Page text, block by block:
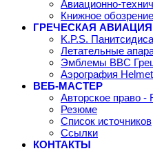
Авиационно-
Книжное обозрение
ГРЕЧЕСКАЯ АВИАЦИЯ
K.P.S.
Летательные
Эмблемы ВВС
Аэрография
ВЕБ-МАСТЕР
Авторское право -
Резюме
Список источников
Ссылки
КОНТАКТЫ